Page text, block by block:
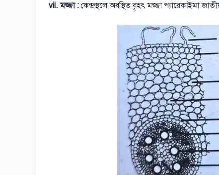
vii. মজ্জা : কেন্দ্রস্থলে অবস্থিত বৃহৎ মজ্জা প্যারেকাইমা